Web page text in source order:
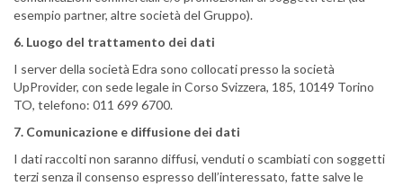
esempio partner, altre società del Gruppo).
6. Luogo del trattamento dei dati
I server della società Edra sono collocati presso la società
UpProvider, con sede legale in Corso Svizzera, 185, 10149 Torino
TO, telefono: 011 699 6700.
7. Comunicazione e diffusione dei dati
I dati raccolti non saranno diffusi, venduti o scambiati con soggetti
terzi senza il consenso espresso dell’interessato, fatte salve le